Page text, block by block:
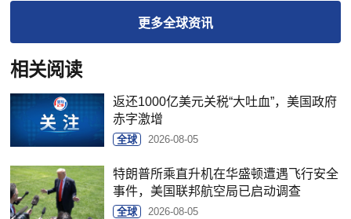
更多全球资讯
相关阅读
返还1000亿美元关税“大吐血”，美国政府
赤字激增
全球 2026-08-05
特朗普所乘直升机在华盛顿遭遇飞行安全
事件，美国联邦航空局已启动调查
全球 2026-08-05